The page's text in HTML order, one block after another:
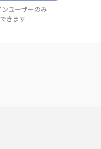
ユーザーのみ
きます